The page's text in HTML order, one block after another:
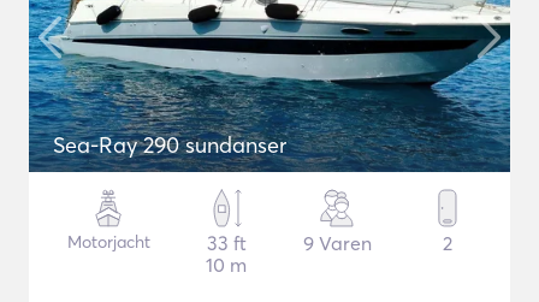
Sea-Ray 290 sundanser
Motorjacht
33 ft
10 m
9 Varen 2